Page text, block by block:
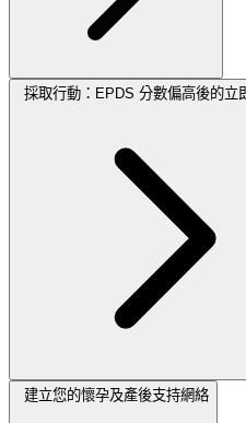
採取行動：EPDS 分數偏高後的立
建立您的懷孕及產後支持網絡